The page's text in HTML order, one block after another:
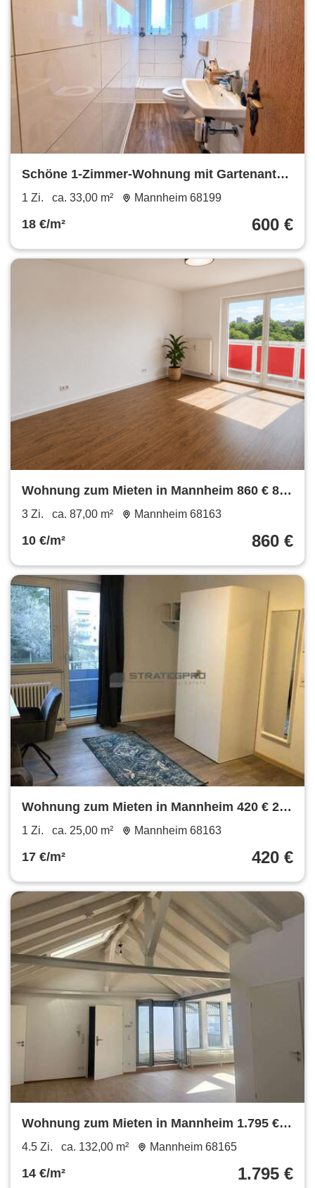
Schöne 1-Zimmer-Wohnung mit Gartenanteil
in Mannheim-Neckarau
1 Zi. ca. 33,00 m² Mannheim 68199
18 €/m² 600 €
Wohnung zum Mieten in Mannheim 860 € 87
m²
3 Zi. ca. 87,00 m² Mannheim 68163
10 €/m² 860 €
Wohnung zum Mieten in Mannheim 420 € 25
m²
1 Zi. ca. 25,00 m² Mannheim 68163
17 €/m² 420 €
Wohnung zum Mieten in Mannheim 1.795 €
132 m²
4.5 Zi. ca. 132,00 m² Mannheim 68165
14 €/m² 1.795 €